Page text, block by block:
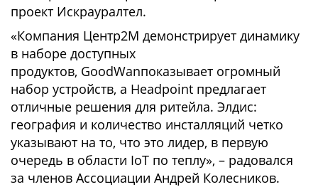
проект Искрауралтел.
«Компания Центр2М демонстрирует динамику
в наборе доступных
продуктов, GoodWanпоказывает огромный
набор устройств, а Headpoint предлагает
отличные решения для ритейла. Элдис:
география и количество инсталляций четко
указывают на то, что это лидер, в первую
очередь в области IoT по теплу», – радовался
за членов Ассоциации Андрей Колесников.